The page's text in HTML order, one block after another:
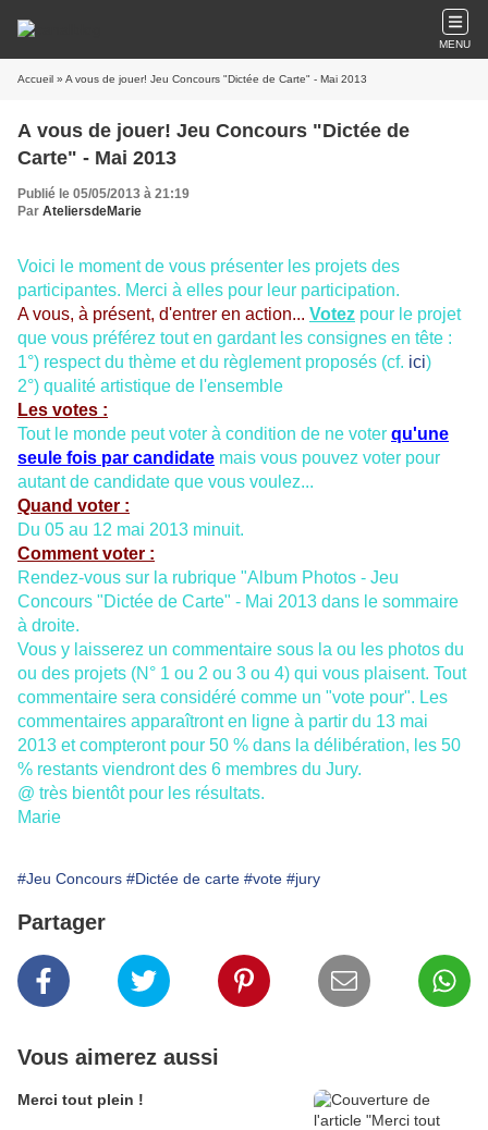
MENU
Accueil » A vous de jouer! Jeu Concours "Dictée de Carte" - Mai 2013
A vous de jouer! Jeu Concours "Dictée de
Carte" - Mai 2013
Publié le 05/05/2013 à 21:19
Par AteliersdeMarie
Voici le moment de vous présenter les projets des
participantes. Merci à elles pour leur participation.
A vous, à présent, d'entrer en action... Votez pour le projet
que vous préférez tout en gardant les consignes en tête :
1°) respect du thème et du règlement proposés (cf. ici)
2°) qualité artistique de l'ensemble
Les votes :
Tout le monde peut voter à condition de ne voter qu'une
seule fois par candidate mais vous pouvez voter pour
autant de candidate que vous voulez...
Quand voter :
Du 05 au 12 mai 2013 minuit.
Comment voter :
Rendez-vous sur la rubrique "Album Photos - Jeu
Concours "Dictée de Carte" - Mai 2013 dans le sommaire
à droite.
Vous y laisserez un commentaire sous la ou les photos du
ou des projets (N° 1 ou 2 ou 3 ou 4) qui vous plaisent. Tout
commentaire sera considéré comme un "vote pour". Les
commentaires apparaîtront en ligne à partir du 13 mai
2013 et compteront pour 50 % dans la délibération, les 50
% restants viendront des 6 membres du Jury.
@ très bientôt pour les résultats.
Marie
#Jeu Concours #Dictée de carte #vote #jury
Partager
Vous aimerez aussi
Merci tout plein !